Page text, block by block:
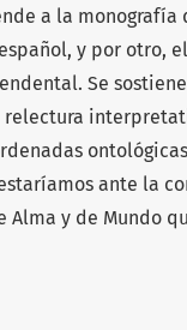
a la monografía
y por
Se
relectura
ante la
Alma y de Mundo